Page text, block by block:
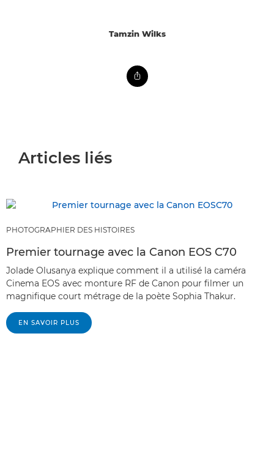
Tamzin Wilks
Articles liés
PHOTOGRAPHIER DES HISTOIRES
Premier tournage avec la Canon EOS C70
Jolade Olusanya explique comment il a utilisé la caméra
Cinema EOS avec monture RF de Canon pour filmer un
magnifique court métrage de la poète Sophia Thakur.
EN SAVOIR PLUS